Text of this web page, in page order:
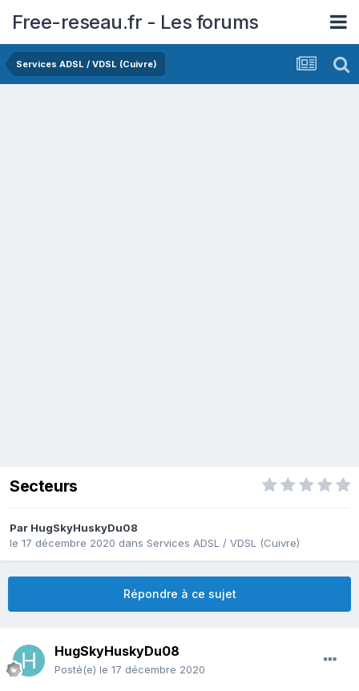
Free-reseau.fr - Les forums
Services ADSL / VDSL (Cuivre)
Secteurs
Par HugSkyHuskyDu08
le 17 décembre 2020 dans Services ADSL / VDSL (Cuivre)
Répondre à ce sujet
HugSkyHuskyDu08
Posté(e) le 17 décembre 2020